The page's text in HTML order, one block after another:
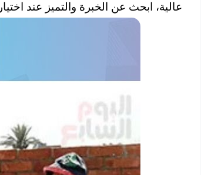
عالية، ابحث عن الخبرة والتميز عند اختيار